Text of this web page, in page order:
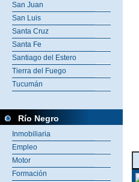
San Juan
San Luis
Santa Cruz
Santa Fe
Santiago del Estero
Tierra del Fuego
Tucumán
Río Negro
Inmobiliaria
Empleo
Motor
Formación